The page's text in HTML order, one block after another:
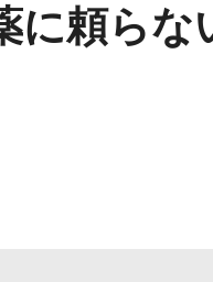
に頼ら